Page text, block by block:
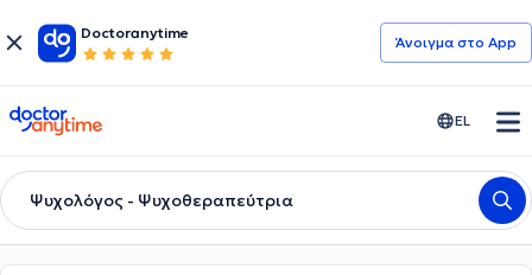
Doctoranytime
Άνοιγμα στο App
doctoranytime EL
Ψυχολόγος - Ψυχοθεραπεύτρια